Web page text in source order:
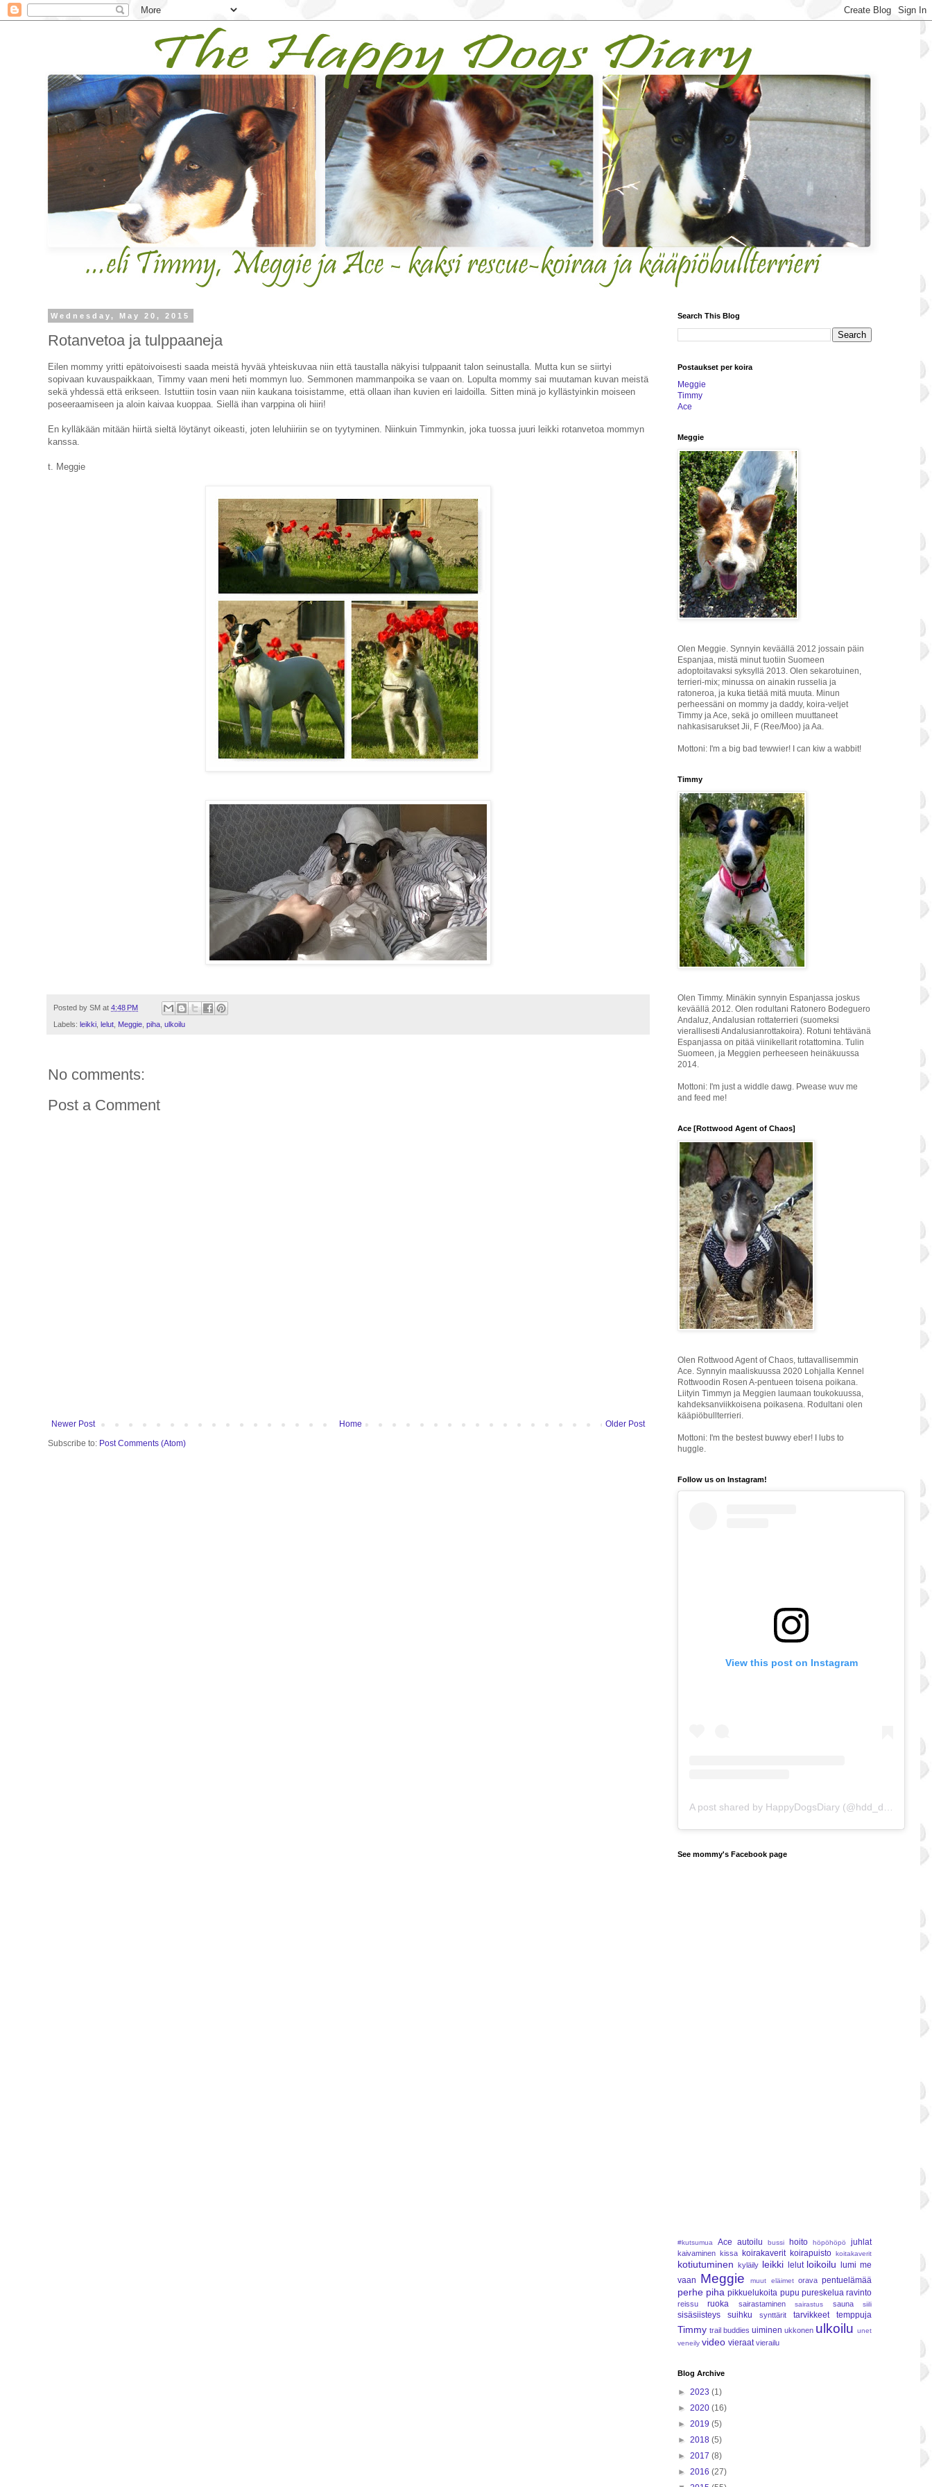
Wednesday, May 20, 2015
Rotanvetoa ja tulppaaneja
Eilen mommy yritti epätoivoisesti saada meistä hyvää yhteiskuvaa niin että taustalla näkyisi tulppaanit talon seinustalla. Mutta kun se siirtyi
sopivaan kuvauspaikkaan, Timmy vaan meni heti mommyn luo. Semmonen mammanpoika se vaan on. Lopulta mommy sai muutaman kuvan meistä
sekä yhdessä että erikseen. Istuttiin tosin vaan niin kaukana toisistamme, että ollaan ihan kuvien eri laidoilla. Sitten minä jo kyllästyinkin moiseen
poseeraamiseen ja aloin kaivaa kuoppaa. Siellä ihan varppina oli hiiri!
En kylläkään mitään hiirtä sieltä löytänyt oikeasti, joten leluhiiriin se on tyytyminen. Niinkuin Timmynkin, joka tuossa juuri leikki rotanvetoa mommyn
kanssa.
t. Meggie
Posted by SM at 4:48 PM
Labels: leikki lelut Meggie piha ulkoilu
No comments:
Post a Comment
Newer Post Older Post
Home
Subscribe to: Post Comments (Atom)
Search This Blog
Postaukset per koira
Meggie
Timmy
Ace
Meggie
Olen Meggie. Synnyin keväällä 2012 jossain päin
Espanjaa, mistä minut tuotiin Suomeen
adoptoitavaksi syksyllä 2013. Olen sekarotuinen,
terrieri-mix; minussa on ainakin russelia ja
ratoneroa, ja kuka tietää mitä muuta. Minun
perheessäni on mommy ja daddy, koira-veljet
Timmy ja Ace, sekä jo omilleen muuttaneet
nahkasisarukset Jii, F (Ree/Moo) ja Aa.
Mottoni: I'm a big bad tewwier! I can kiw a wabbit!
Timmy
Olen Timmy. Minäkin synnyin Espanjassa joskus
keväällä 2012. Olen rodultani Ratonero Bodeguero
Andaluz, Andalusian rottaterrieri (suomeksi
vierallisesti Andalusianrottakoira). Rotuni tehtävänä
Espanjassa on pitää viinikellarit rotattomina. Tulin
Suomeen, ja Meggien perheeseen heinäkuussa
2014.
Mottoni: I'm just a widdle dawg. Pwease wuv me
and feed me!
Ace [Rottwood Agent of Chaos]
Olen Rottwood Agent of Chaos, tuttavallisemmin
Ace. Synnyin maaliskuussa 2020 Lohjalla Kennel
Rottwoodin Rosen A-pentueen toisena poikana.
Liityin Timmyn ja Meggien laumaan toukokuussa,
kahdeksanviikkoisena poikasena. Rodultani olen
kääpiöbullterrieri.
Mottoni: I'm the bestest buwwy eber! I lubs to
huggle.
Follow us on Instagram!
View this post on Instagram
See mommy's Facebook page
#kutsumua Ace autoilu bussi hoito höpöhöpö juhlat
kaivaminen kissa koirakaverit koirapuisto koitakaverit
kotiutuminen kyläily leikki lelut loikoilu lumi me
vaan Meggie muut eläimet orava pentuelämää
perhe piha pikkuelukoita pupu pureskelua ravinto
reissu ruoka sairastaminen sairastus sauna siili
sisäsiisteys suihku synttärit tarvikkeet temppuja
Timmy trail buddies uiminen ukkonen ulkoilu unet
veneily video vieraat vierailu
Blog Archive
► 2023 (1)
► 2020 (16)
► 2019 (5)
► 2018 (5)
► 2017 (8)
► 2016 (27)